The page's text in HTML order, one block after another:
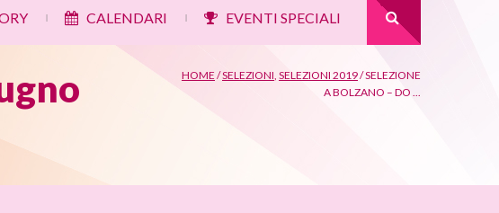
CALENDARI EVENTI SPECIALI
HOME /SELEZIONI, SELEZIONI 2019/SELEZIONE
A BOLZANO – DO ...